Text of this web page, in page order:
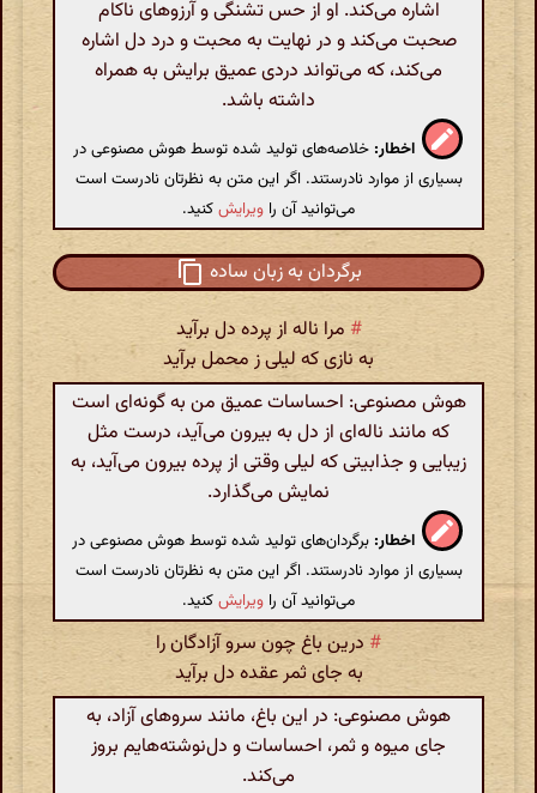
اشاره می‌کند. او از حس تشنگی و آرزوهای ناکام
صحبت می‌کند و در نهایت به محبت و درد دل اشاره
می‌کند، که می‌تواند دردی عمیق برایش به همراه
داشته باشد.
اخطار: خلاصه‌های تولید شده توسط هوش مصنوعی در
بسیاری از موارد نادرستند. اگر این متن به نظرتان نادرست است
می‌توانید آن را ویرایشکنید.
برگردان به زبان ساده
# مرا ناله از پرده دل برآید
به نازی که لیلی ز محمل برآید
هوش مصنوعی: احساسات عمیق من به گونه‌ای است
که مانند ناله‌ای از دل به بیرون می‌آید، درست مثل
زیبایی و جذابیتی که لیلی وقتی از پرده بیرون می‌آید، به
نمایش می‌گذارد.
اخطار: برگردان‌های تولید شده توسط هوش مصنوعی در
بسیاری از موارد نادرستند. اگر این متن به نظرتان نادرست است
می‌توانید آن را ویرایشکنید.
# درین باغ چون سرو آزادگان را
به جای ثمر عقده دل برآید
هوش مصنوعی: در این باغ، مانند سروهای آزاد، به
جای میوه و ثمر، احساسات و دل‌نوشته‌هایم بروز
می‌کند.